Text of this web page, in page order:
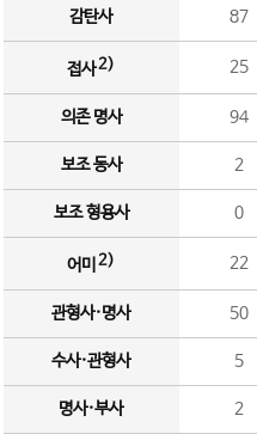
감탄사 87
접사2) 25
의존 명사 94
보조 동사 2
보조 형용사 0
어미 2) 22
관형사·명사 50
수사·관형사 5
명사·부사 2